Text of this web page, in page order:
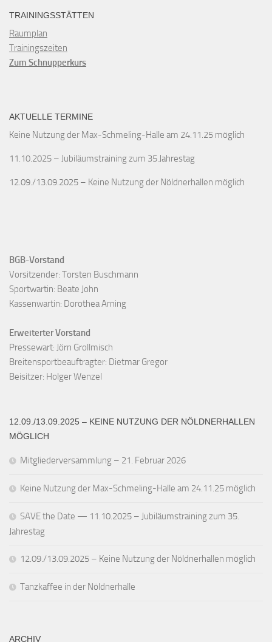
TRAININGSSTÄTTEN
Raumplan
Trainingszeiten
Zum Schnupperkurs
AKTUELLE TERMINE
Keine Nutzung der Max-Schmeling-Halle am 24.11.25 möglich
11.10.2025 – Jubiläumstraining zum 35.Jahrestag
12.09./13.09.2025 – Keine Nutzung der Nöldnerhallen möglich
BGB-Vorstand
Vorsitzender: Torsten Buschmann
Sportwartin: Beate John
Kassenwartin: Dorothea Arning
Erweiterter Vorstand
Pressewart: Jörn Grollmisch
Breitensportbeauftragter: Dietmar Gregor
Beisitzer: Holger Wenzel
12.09./13.09.2025 – KEINE NUTZUNG DER NÖLDNERHALLEN
MÖGLICH
Mitgliederversammlung – 21. Februar 2026
Keine Nutzung der Max-Schmeling-Halle am 24.11.25 möglich
SAVE the Date — 11.10.2025 – Jubiläumstraining zum 35.
Jahrestag
12.09./13.09.2025 – Keine Nutzung der Nöldnerhallen möglich
Tanzkaffee in der Nöldnerhalle
ARCHIV